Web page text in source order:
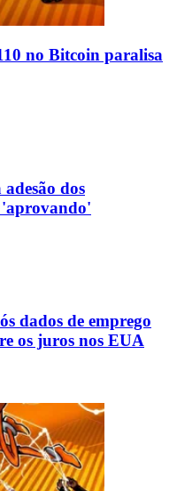
no Bitcoin paralisa
dos
'aprovando'
dados de emprego
os juros nos EUA